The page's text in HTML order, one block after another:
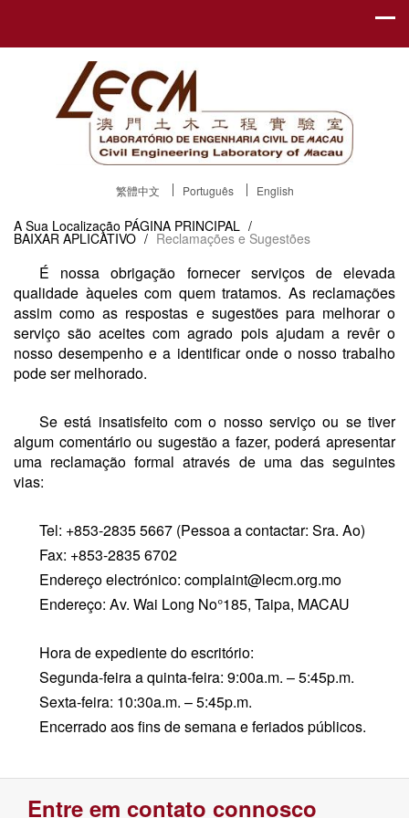
繁體中文 Português English
A Sua Localização PÁGINA PRINCIPAL /
BAIXAR APLICATIVO / Reclamações e Sugestões
É nossa obrigação fornecer serviços de elevada
qualidade àqueles com quem tratamos. As reclamações
assim como as respostas e sugestões para melhorar o
serviço são aceites com agrado pois ajudam a revêr o
nosso desempenho e a identificar onde o nosso trabalho
pode ser melhorado.
Se está insatisfeito com o nosso serviço ou se tiver
algum comentário ou sugestão a fazer, poderá apresentar
uma reclamação formal através de uma das seguintes
vias:
Tel: +853-2835 5667 (Pessoa a contactar: Sra. Ao)
Fax: +853-2835 6702
Endereço electrónico: complaint@lecm.org.mo
Endereço: Av. Wai Long No°185, Taipa, MACAU
Hora de expediente do escritório:
Segunda-feira a quinta-feira: 9:00a.m. – 5:45p.m.
Sexta-feira: 10:30a.m. – 5:45p.m.
Encerrado aos fins de semana e feriados públicos.
Entre em contato connosco